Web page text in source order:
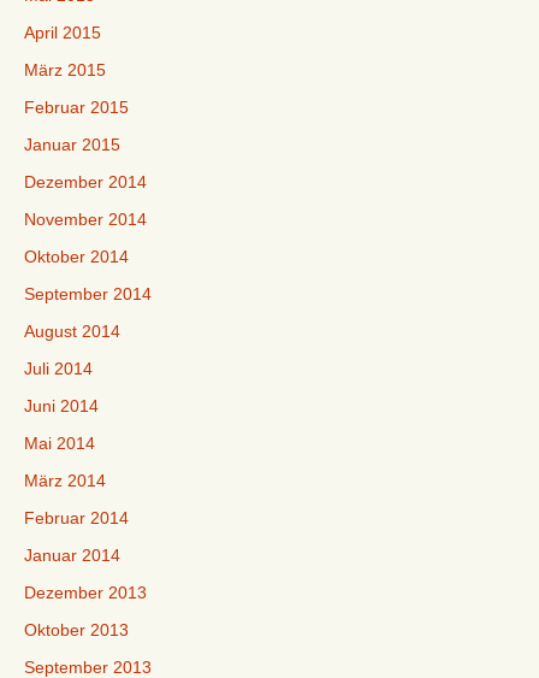
April 2015
März 2015
Februar 2015
Januar 2015
Dezember 2014
November 2014
Oktober 2014
September 2014
August 2014
Juli 2014
Juni 2014
Mai 2014
März 2014
Februar 2014
Januar 2014
Dezember 2013
Oktober 2013
September 2013